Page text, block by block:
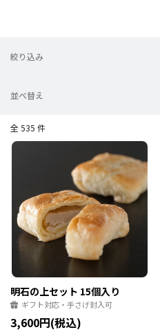
絞り込み
並べ替え
全 535 件
明石の上セット 15個入り
ギフト対応・手さげ封入可
3,600円(税込)